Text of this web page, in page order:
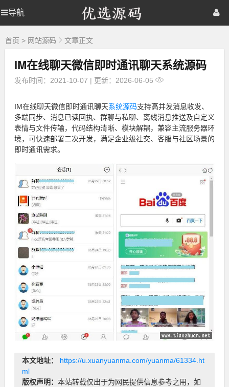
导航
优
选
码
优
选
首页 网站源码
棋牌源码
首页 > 网站源码 文章正文
IM在线聊天微信即时通讯聊天系统源码
发布时间：2021-10-07 | 更新：2026-06-05
IM在线聊天微信即时通讯聊天系统源码支持高并发消息收发、
多端同步、消息已读回执、群聊与私聊、离线消息推送及自定义
表情与文件传输，代码结构清晰、模块解耦，兼容主流服务器环
境，可快速部署二次开发，满足企业级社交、客服与社区场景的
即时通讯需求。
本文地址：
https://u.xuanyuanma.com/yuanma/61334.ht
ml
版权声明： 本站转载仅出于为网民提供信息参考之用，如